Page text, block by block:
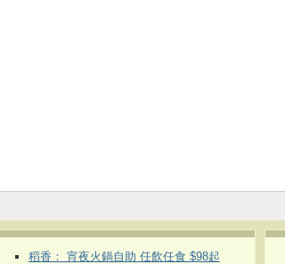
稻香： 宵夜火鍋自助 任飲任食 $98起